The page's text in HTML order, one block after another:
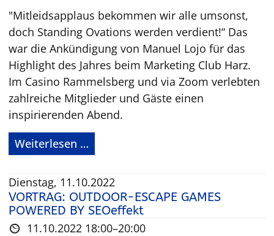
"Mitleidsapplaus bekommen wir alle umsonst,
doch Standing Ovations werden verdient!“ Das
war die Ankündigung von Manuel Lojo für das
Highlight des Jahres beim Marketing Club Harz.
Im Casino Rammelsberg und via Zoom verlebten
zahlreiche Mitglieder und Gäste einen
inspirierenden Abend.
Weiterlesen …
I
G
H
L
I
Dienstag, 11.10.2022
VORTRAG: OUTDOOR-ESCAPE GAMES
POWERED BY SEOeffekt
11.10.2022 18:00–20:00